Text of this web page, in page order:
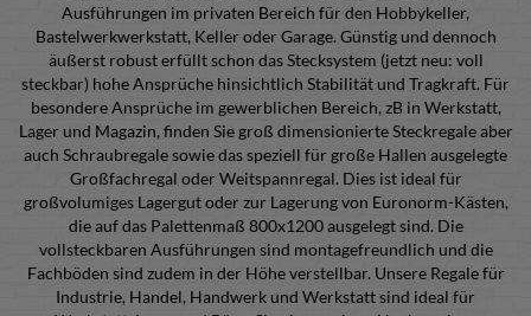
Ausführungen im privaten Bereich für den Hobbykeller,
Bastelwerkwerkstatt, Keller oder Garage. Günstig und dennoch
äußerst robust erfüllt schon das Stecksystem (jetzt neu: voll
steckbar) hohe Ansprüche hinsichtlich Stabilität und Tragkraft. Für
besondere Ansprüche im gewerblichen Bereich, zB in Werkstatt,
Lager und Magazin, finden Sie groß dimensionierte Steckregale aber
auch Schraubregale sowie das speziell für große Hallen ausgelegte
Großfachregal oder Weitspannregal. Dies ist ideal für
großvolumiges Lagergut oder zur Lagerung von Euronorm-Kästen,
die auf das Palettenmaß 800x1200 ausgelegt sind. Die
vollsteckbaren Ausführungen sind montagefreundlich und die
Fachböden sind zudem in der Höhe verstellbar. Unsere Regale für
Industrie, Handel, Handwerk und Werkstatt sind ideal für